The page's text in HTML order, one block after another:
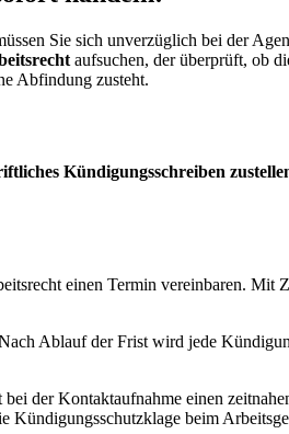
Sie sich unverzüglich bei der
aufsuchen, der überprüft, ob
Abfindung zusteht.
Kündigungsschreiben
einen Termin vereinbaren. Mit
Ablauf der Frist wird jede
der Kontaktaufnahme einen
Kündigungsschutzklage beim